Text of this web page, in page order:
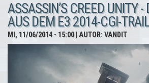
Unity:
Neue
Infos &
Fakten
ASSASSIN’S CREED UNITY -
AUS DEM E3 2014-CGI-
MI, 11/06/2014 - 15:00| AUTOR:VANDIT